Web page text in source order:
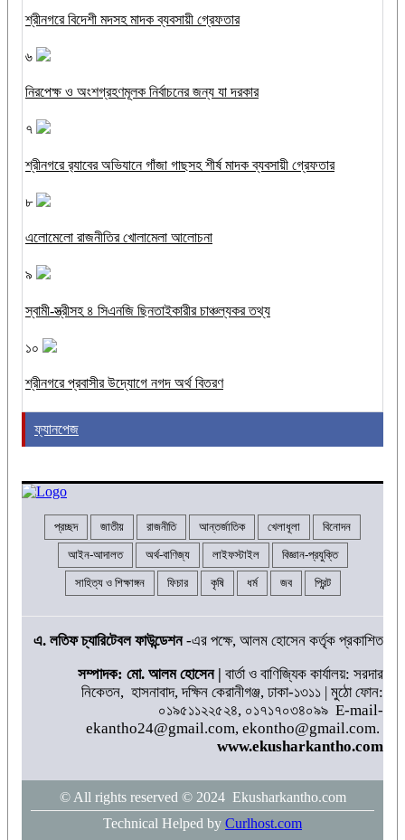
শ্রীনগরে বিদেশী মদসহ মাদক ব্যবসায়ী গ্রেফতার
৬
নিরপেক্ষ ও অংশগ্রহণমূলক নির্বাচনের জন্য যা দরকার
৭
শ্রীনগরে র‌্যাবের অভিযানে গাঁজা গাছসহ শীর্ষ মাদক ব্যবসায়ী গ্রেফতার
৮
এলোমেলো রাজনীতির খোলামেলা আলোচনা
৯
স্বামী-স্ত্রীসহ ৪ সিএনজি ছিনতাইকারীর চাঞ্চল্যকর তথ্য
১০
শ্রীনগরে প্রবাসীর উদ্যোগে নগদ অর্থ বিতরণ
ফ্যানপেজ
প্রচ্ছদ জাতীয় রাজনীতি আন্তর্জাতিক খেলাধূলা বিনোদন
আইন-আদালত অর্থ-বাণিজ্য লাইফস্টাইল বিজ্ঞান-প্রযুক্তি
সাহিত্য ও শিক্ষাঙ্গন ফিচার কৃষি ধর্ম জব প্রিন্ট
এ. লতিফ চ্যারিটেবল ফাউন্ডেশন-এর পক্ষে, আলম হোসেন কর্তৃক প্রকাশিত
সম্পাদক: মো. আলম হোসেন | বার্তা ও বাণিজ্যিক কার্যালয়: সরদার
নিকেতন, হাসনাবাদ, দক্ষিন কেরানীগঞ্জ, ঢাকা-১৩১১ | মুঠো ফোন:
০১৯৫১১২২৫২৪, ০১৭১৭০৩৪০৯৯ E-mail-
ekantho24@gmail.com, ekontho@gmail.com.
www.ekusharkantho.com
© All rights reserved © 2024 Ekusharkantho.com
Technical Helped by Curlhost.com